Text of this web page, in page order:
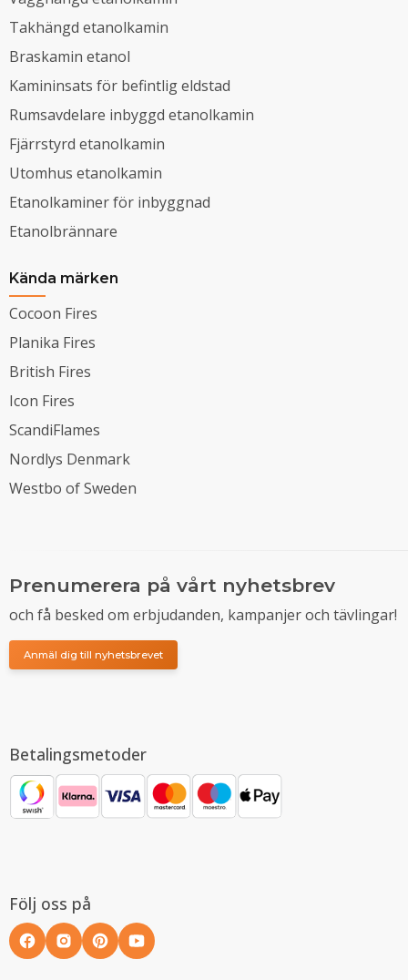
Takhängd etanolkamin
Braskamin etanol
Kamininsats för befintlig eldstad
Rumsavdelare inbyggd etanolkamin
Fjärrstyrd etanolkamin
Utomhus etanolkamin
Etanolkaminer för inbyggnad
Etanolbrännare
Kända märken
Cocoon Fires
Planika Fires
British Fires
Icon Fires
ScandiFlames
Nordlys Denmark
Westbo of Sweden
Prenumerera på vårt nyhetsbrev
och få besked om erbjudanden, kampanjer och tävlingar!
Anmäl dig till nyhetsbrevet
Betalingsmetoder
Följ oss på